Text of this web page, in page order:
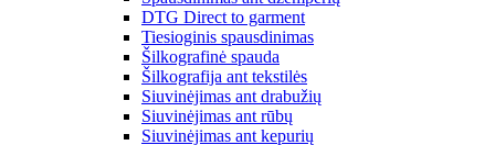
DTG Direct to garment
Tiesioginis spausdinimas
Šilkografinė spauda
Šilkografija ant tekstilės
Siuvinėjimas ant drabužių
Siuvinėjimas ant rūbų
Siuvinėjimas ant kepurių